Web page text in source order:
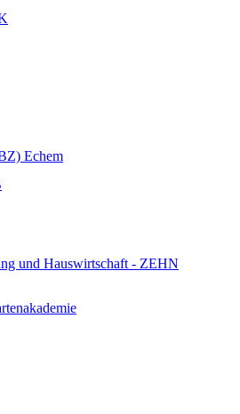
Echem
und Hauswirtschaft - ZEHN